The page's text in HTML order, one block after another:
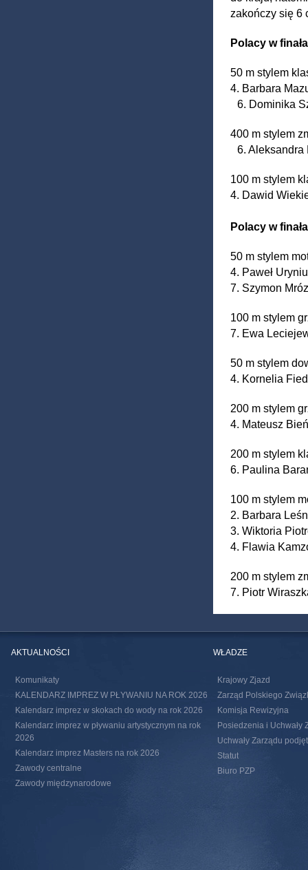
zakończy się 6
Polacy w
50 m stylem
4. Barbara
6. Dominika
400 m stylem
6.
100 m stylem
4. Dawid
Polacy w
50 m stylem
4. Paweł
7. Szymon
100 m stylem
7. Ewa
50 m stylem
4. Kornelia
200 m stylem
4. Mateusz
200 m stylem
6. Paulina
100 m stylem
2. Barbara
3. Wiktoria
4. Flawia
200 m stylem
7. Piotr
AKTUALNOŚCI
Komunikaty
KALENDARZ IMPREZ W PŁYWANIU NA ROK 2026
Kalendarz imprez w skokach do wody na rok 2026
Kalendarz imprez w pływaniu artystycznym na rok
2026
Kalendarz imprez Masters na rok 2026
Zawody centralne
Zawody międzynarodowe
WŁADZE
Krajowy Zjazd
Zarząd Polskiego
Komisja Rewizyjna
Posiedzenia i Uchwały
Uchwały Zarządu
Statut
Biuro PZP